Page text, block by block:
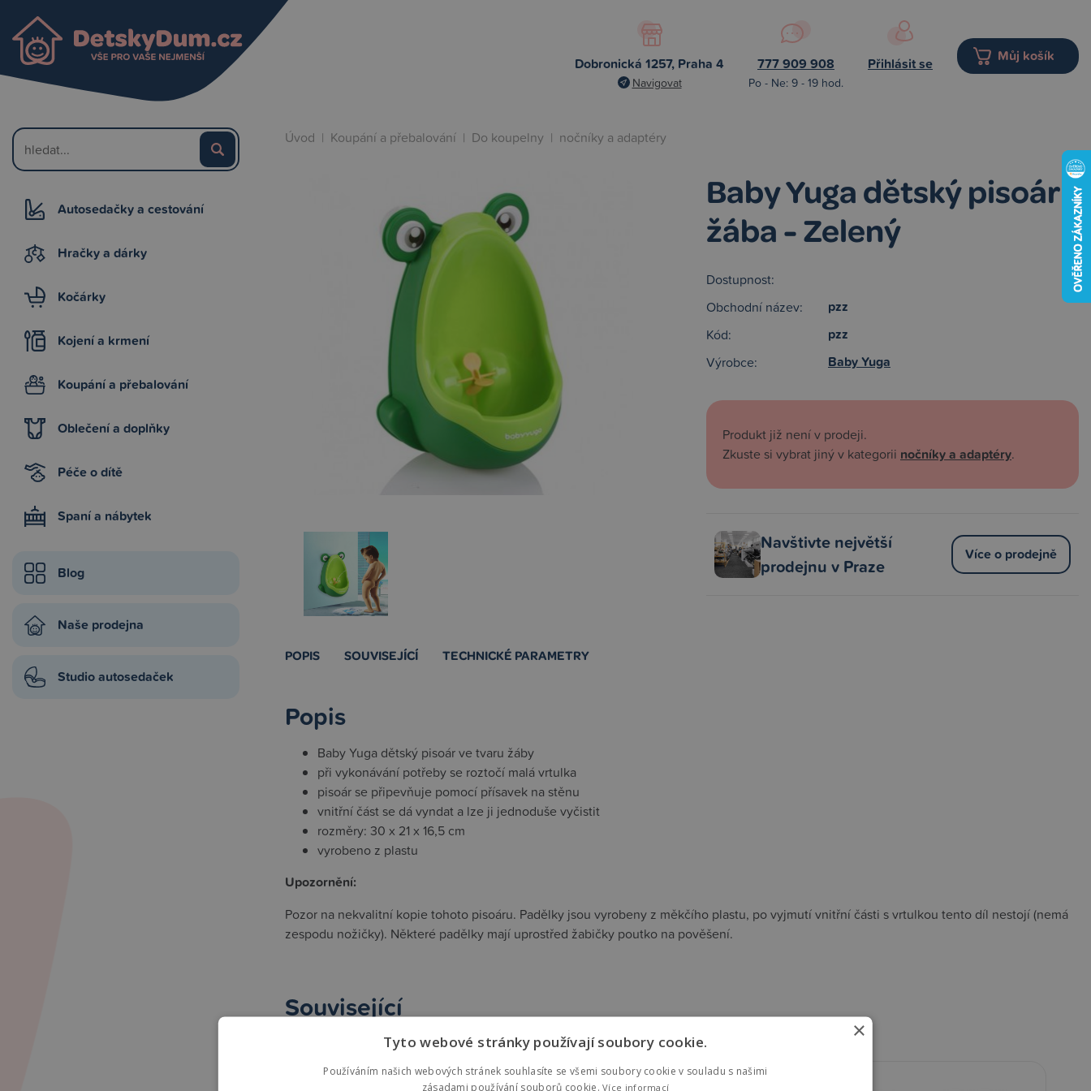
Dobronická 1257, Praha 4
Navigovat
777 909 908
Po - Ne: 9 - 19 hod.
Přihlásit se Můj košík
Autosedačky a cestování
Hračky a dárky
Kočárky
Kojení a krmení
Koupání a přebalování
Oblečení a doplňky
Péče o dítě
Spaní a nábytek
Blog
Naše prodejna
Studio autosedaček
Úvod | Koupání a přebalování | Do koupelny | nočníky a adaptéry
Baby Yuga dětský pisoár
žába - Zelený
Dostupnost:
Obchodní název:
pzz
Kód: pzz
Výrobce: Baby Yuga
Produkt již není v prodeji.
Zkuste si vybrat jiný v kategorii nočníky a adaptéry.
Navštivte největší
prodejnu v Praze
Více o prodejně
POPIS SOUVISEJÍCÍ TECHNICKÉ PARAMETRY
Popis
Baby Yuga dětský pisoár ve tvaru žáby
při vykonávání potřeby se roztočí malá vrtulka
pisoár se připevňuje pomocí přísavek na stěnu
vnitřní část se dá vyndat a lze ji jednoduše vyčistit
rozměry: 30 x 21 x 16,5 cm
vyrobeno z plastu
Upozornění:
Pozor na nekvalitní kopie tohoto pisoáru. Padělky jsou vyrobeny z měkčího plastu, po vyjmutí vnitřní části s vrtulkou tento díl nestojí (nemá
zespodu nožičky). Některé padělky mají uprostřed žabičky poutko na pověšení.
Související
High-contrast mode
×
Tyto webové stránky používají soubory cookie.
Používáním našich webových stránek souhlasíte se všemi soubory cookie v souladu s našimi
zásadami používání souborů cookie.Více informací